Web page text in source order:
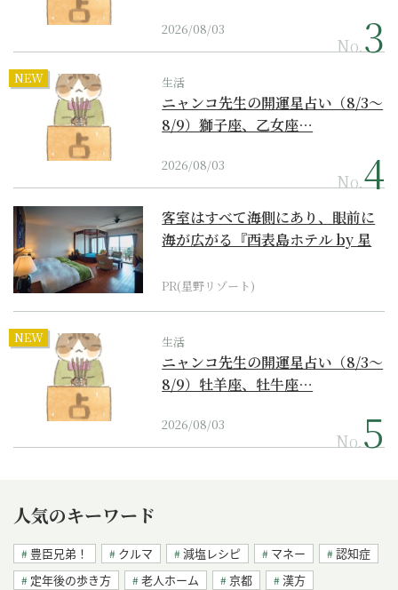
2026/08/03
No.
NEW 生活
ニャンコ先生の開運星占い（8/3～
8/9）獅子座、乙女座…
2026/08/03
No.
客室はすべて海側にあり、眼前に
海が広がる『西表島ホテル by 星
PR(星野リゾート)
NEW 生活
ニャンコ先生の開運星占い（8/3～
8/9）牡羊座、牡牛座…
2026/08/03
No.
人気のキーワード
豊臣兄弟！ クルマ 減塩レシピ マネー
認知症
定年後の歩き方
老人ホーム 京都 漢方